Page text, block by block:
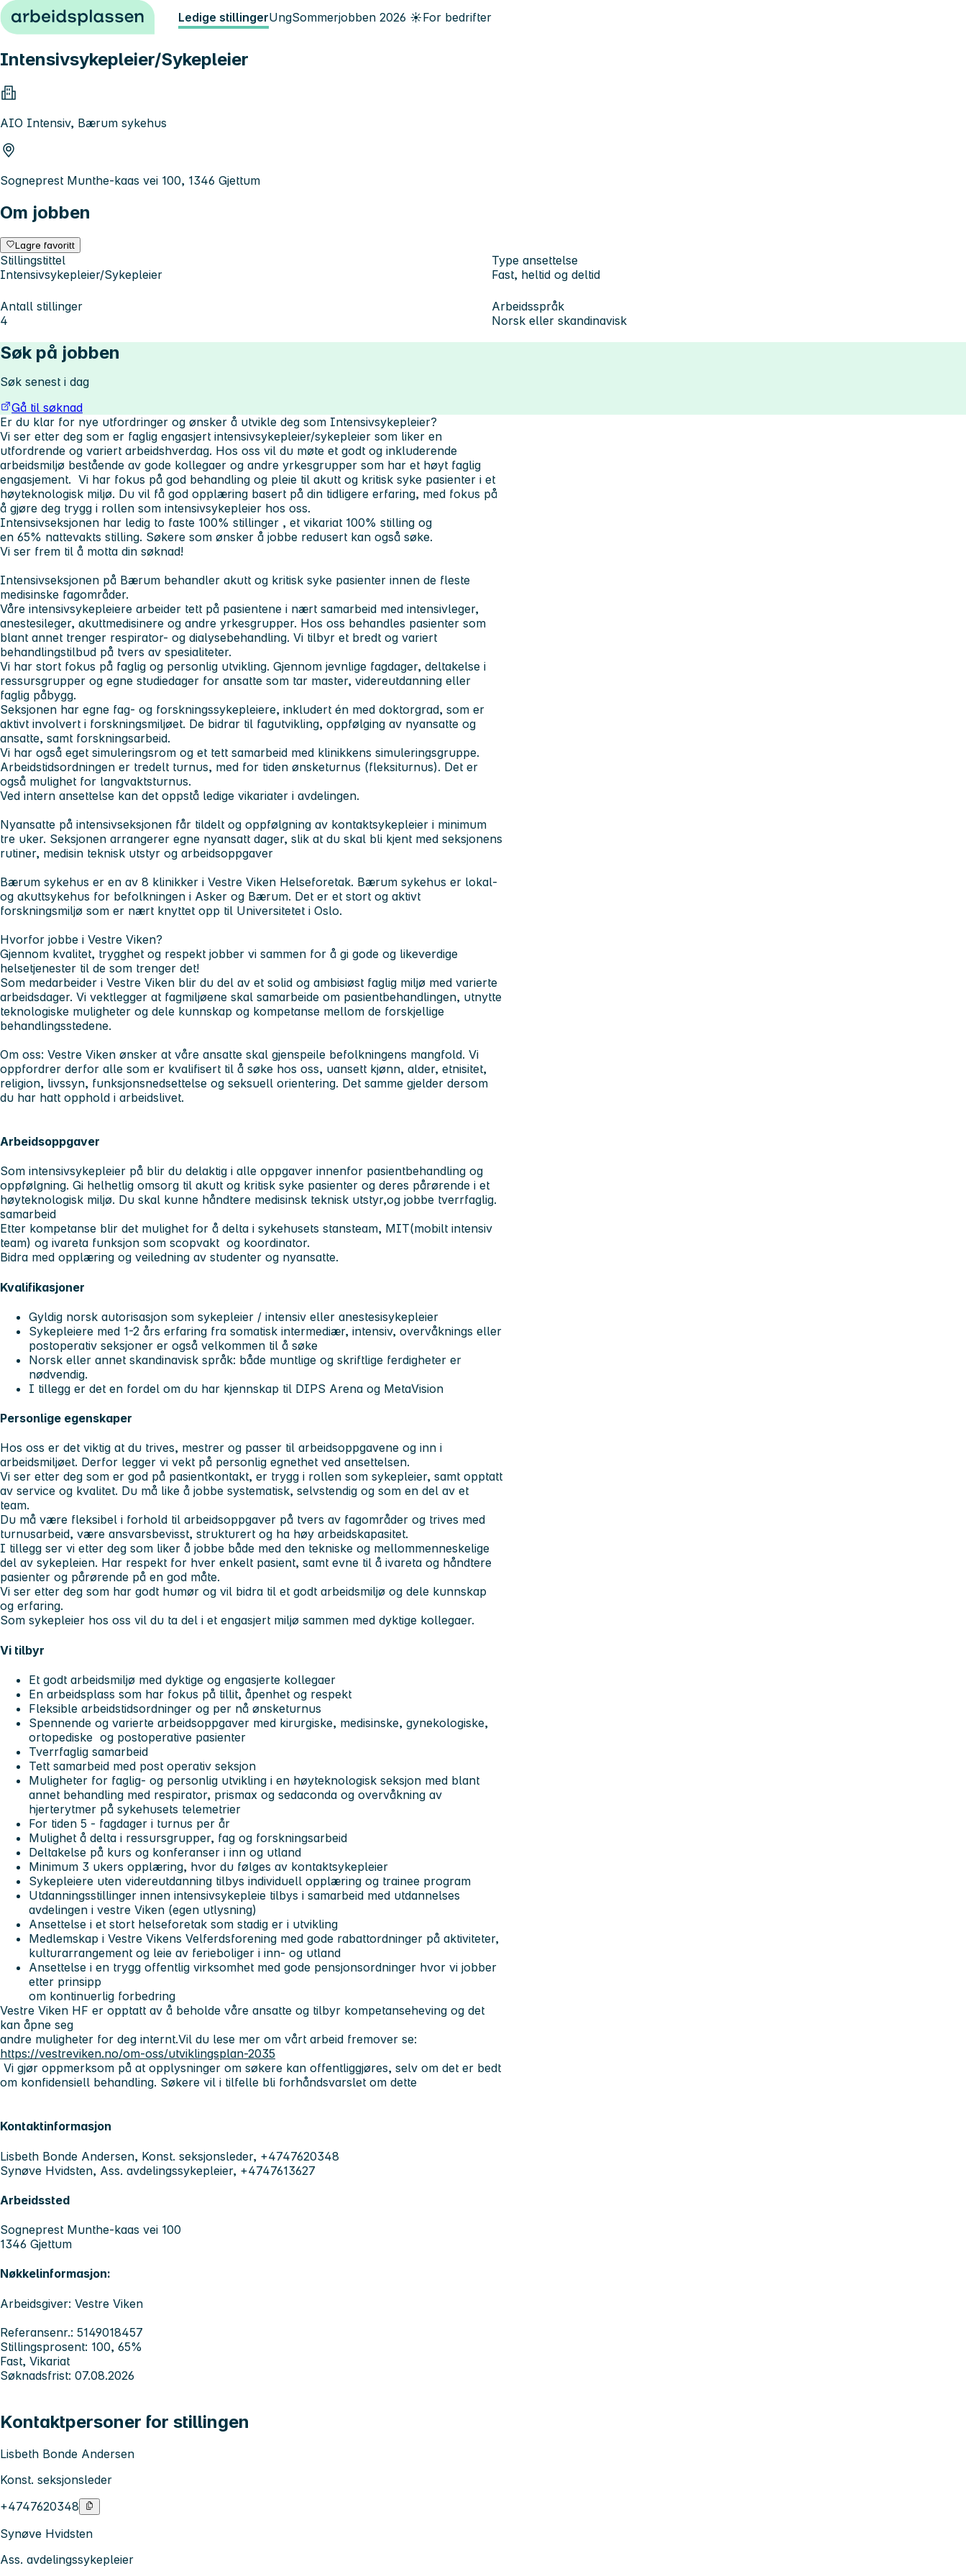
Hopp til innhold Ledige stillingerUngSommerjobben 2026 ☀️For bedrifter
Intensivsykepleier/Sykepleier
AIO Intensiv, Bærum sykehus
Sogneprest Munthe-kaas vei 100, 1346 Gjettum
Om jobben
Lagre favoritt
Stillingstittel
Intensivsykepleier/Sykepleier
Type ansettelse
Fast, heltid og deltid
Antall stillinger
4
Arbeidsspråk
Norsk eller skandinavisk
Søk på jobben
Søk senest i dag
Gå til søknad
Er du klar for nye utfordringer og ønsker å utvikle deg som Intensivsykepleier?
Vi ser etter deg som er faglig engasjert intensivsykepleier/sykepleier som liker en
utfordrende og variert arbeidshverdag. Hos oss vil du møte et godt og inkluderende
arbeidsmiljø bestående av gode kollegaer og andre yrkesgrupper som har et høyt faglig
engasjement. Vi har fokus på god behandling og pleie til akutt og kritisk syke pasienter i et
høyteknologisk miljø. Du vil få god opplæring basert på din tidligere erfaring, med fokus på
å gjøre deg trygg i rollen som intensivsykepleier hos oss.
Intensivseksjonen har ledig to faste 100% stillinger , et vikariat 100% stilling og
en 65% nattevakts stilling. Søkere som ønsker å jobbe redusert kan også søke.
Vi ser frem til å motta din søknad!
Intensivseksjonen på Bærum behandler akutt og kritisk syke pasienter innen de fleste
medisinske fagområder.
Våre intensivsykepleiere arbeider tett på pasientene i nært samarbeid med intensivleger,
anestesileger, akuttmedisinere og andre yrkesgrupper. Hos oss behandles pasienter som
blant annet trenger respirator- og dialysebehandling. Vi tilbyr et bredt og variert
behandlingstilbud på tvers av spesialiteter.
Vi har stort fokus på faglig og personlig utvikling. Gjennom jevnlige fagdager, deltakelse i
ressursgrupper og egne studiedager for ansatte som tar master, videreutdanning eller
faglig påbygg.
Seksjonen har egne fag- og forskningssykepleiere, inkludert én med doktorgrad, som er
aktivt involvert i forskningsmiljøet. De bidrar til fagutvikling, oppfølging av nyansatte og
ansatte, samt forskningsarbeid.
Vi har også eget simuleringsrom og et tett samarbeid med klinikkens simuleringsgruppe.
Arbeidstidsordningen er tredelt turnus, med for tiden ønsketurnus (fleksiturnus). Det er
også mulighet for langvaktsturnus.
Ved intern ansettelse kan det oppstå ledige vikariater i avdelingen.
Nyansatte på intensivseksjonen får tildelt og oppfølgning av kontaktsykepleier i minimum
tre uker. Seksjonen arrangerer egne nyansatt dager, slik at du skal bli kjent med seksjonens
rutiner, medisin teknisk utstyr og arbeidsoppgaver
Bærum sykehus er en av 8 klinikker i Vestre Viken Helseforetak. Bærum sykehus er lokal-
og akuttsykehus for befolkningen i Asker og Bærum. Det er et stort og aktivt
forskningsmiljø som er nært knyttet opp til Universitetet i Oslo.
Hvorfor jobbe i Vestre Viken?
Gjennom kvalitet, trygghet og respekt jobber vi sammen for å gi gode og likeverdige
helsetjenester til de som trenger det!
Som medarbeider i Vestre Viken blir du del av et solid og ambisiøst faglig miljø med varierte
arbeidsdager. Vi vektlegger at fagmiljøene skal samarbeide om pasientbehandlingen, utnytte
teknologiske muligheter og dele kunnskap og kompetanse mellom de forskjellige
behandlingsstedene.
Om oss: Vestre Viken ønsker at våre ansatte skal gjenspeile befolkningens mangfold. Vi
oppfordrer derfor alle som er kvalifisert til å søke hos oss, uansett kjønn, alder, etnisitet,
religion, livssyn, funksjonsnedsettelse og seksuell orientering. Det samme gjelder dersom
du har hatt opphold i arbeidslivet.
Arbeidsoppgaver
Som intensivsykepleier på blir du delaktig i alle oppgaver innenfor pasientbehandling og
oppfølgning. Gi helhetlig omsorg til akutt og kritisk syke pasienter og deres pårørende i et
høyteknologisk miljø. Du skal kunne håndtere medisinsk teknisk utstyr,og jobbe tverrfaglig.
samarbeid
Etter kompetanse blir det mulighet for å delta i sykehusets stansteam, MIT(mobilt intensiv
team) og ivareta funksjon som scopvakt og koordinator.
Bidra med opplæring og veiledning av studenter og nyansatte.
Kvalifikasjoner
Gyldig norsk autorisasjon som sykepleier / intensiv eller anestesisykepleier
Sykepleiere med 1-2 års erfaring fra somatisk intermediær, intensiv, overvåknings eller
postoperativ seksjoner er også velkommen til å søke
Norsk eller annet skandinavisk språk: både muntlige og skriftlige ferdigheter er
nødvendig.
I tillegg er det en fordel om du har kjennskap til DIPS Arena og MetaVision
Personlige egenskaper
Hos oss er det viktig at du trives, mestrer og passer til arbeidsoppgavene og inn i
arbeidsmiljøet. Derfor legger vi vekt på personlig egnethet ved ansettelsen.
Vi ser etter deg som er god på pasientkontakt, er trygg i rollen som sykepleier, samt opptatt
av service og kvalitet. Du må like å jobbe systematisk, selvstendig og som en del av et
team.
Du må være fleksibel i forhold til arbeidsoppgaver på tvers av fagområder og trives med
turnusarbeid, være ansvarsbevisst, strukturert og ha høy arbeidskapasitet.
I tillegg ser vi etter deg som liker å jobbe både med den tekniske og mellommenneskelige
del av sykepleien. Har respekt for hver enkelt pasient, samt evne til å ivareta og håndtere
pasienter og pårørende på en god måte.
Vi ser etter deg som har godt humør og vil bidra til et godt arbeidsmiljø og dele kunnskap
og erfaring.
Som sykepleier hos oss vil du ta del i et engasjert miljø sammen med dyktige kollegaer.
Vi tilbyr
Et godt arbeidsmiljø med dyktige og engasjerte kollegaer
En arbeidsplass som har fokus på tillit, åpenhet og respekt
Fleksible arbeidstidsordninger og per nå ønsketurnus
Spennende og varierte arbeidsoppgaver med kirurgiske, medisinske, gynekologiske,
ortopediske og postoperative pasienter
Tverrfaglig samarbeid
Tett samarbeid med post operativ seksjon
Muligheter for faglig- og personlig utvikling i en høyteknologisk seksjon med blant
annet behandling med respirator, prismax og sedaconda og overvåkning av
hjerterytmer på sykehusets telemetrier
For tiden 5 - fagdager i turnus per år
Mulighet å delta i ressursgrupper, fag og forskningsarbeid
Deltakelse på kurs og konferanser i inn og utland
Minimum 3 ukers opplæring, hvor du følges av kontaktsykepleier
Sykepleiere uten videreutdanning tilbys individuell opplæring og trainee program
Utdanningsstillinger innen intensivsykepleie tilbys i samarbeid med utdannelses
avdelingen i vestre Viken (egen utlysning)
Ansettelse i et stort helseforetak som stadig er i utvikling
Medlemskap i Vestre Vikens Velferdsforening med gode rabattordninger på aktiviteter,
kulturarrangement og leie av ferieboliger i inn- og utland
Ansettelse i en trygg offentlig virksomhet med gode pensjonsordninger hvor vi jobber
etter prinsipp
om kontinuerlig forbedring
Vestre Viken HF er opptatt av å beholde våre ansatte og tilbyr kompetanseheving og det
kan åpne seg
andre muligheter for deg internt.Vil du lese mer om vårt arbeid fremover se:
https://vestreviken.no/om-oss/utviklingsplan-2035
Vi gjør oppmerksom på at opplysninger om søkere kan offentliggjøres, selv om det er bedt
om konfidensiell behandling. Søkere vil i tilfelle bli forhåndsvarslet om dette
Kontaktinformasjon
Lisbeth Bonde Andersen, Konst. seksjonsleder, +4747620348
Synøve Hvidsten, Ass. avdelingssykepleier, +4747613627
Arbeidssted
Sogneprest Munthe-kaas vei 100
1346 Gjettum
Nøkkelinformasjon:
Arbeidsgiver: Vestre Viken
Referansenr.: 5149018457
Stillingsprosent: 100, 65%
Fast, Vikariat
Søknadsfrist: 07.08.2026
Kontaktpersoner for stillingen
Lisbeth Bonde Andersen
Konst. seksjonsleder
+4747620348
Synøve Hvidsten
Ass. avdelingssykepleier